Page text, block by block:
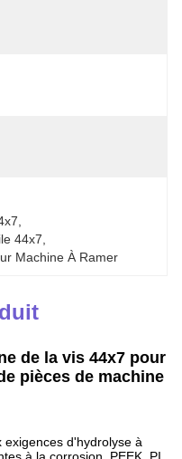
44x7
Machine À Ramer
de la vis 44x7 pour
pièces de machine
d'hydrolyse à